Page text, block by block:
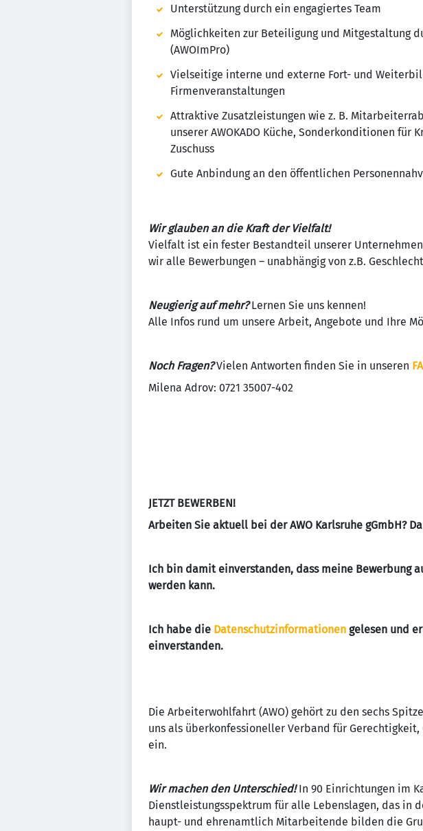
Unterstützung durch ein engagiertes Team
Möglichkeiten zur Beteiligung und Mitgestaltung
(AWOImPro)
Vielseitige interne und externe Fort- und
Firmenveranstaltungen
Attraktive Zusatzleistungen wie z. B.
unserer AWOKADO Küche, Sonderkonditionen für
Zuschuss
Gute Anbindung an den öffentlichen
Wir glauben an die Kraft der Vielfalt!
Vielfalt ist ein fester Bestandteil unserer
wir alle Bewerbungen – unabhängig von z.B.
Neugierig auf mehr?Lernen Sie uns kennen!
Alle Infos rund um unsere Arbeit, Angebote und Ihre
Noch Fragen?Vielen Antworten finden Sie in unseren
Milena Adrov: 0721 35007-402
JETZT BEWERBEN!
Arbeiten Sie aktuell bei der AWO Karlsruhe gGmbH?
Ich bin damit einverstanden, dass meine Bewerbung
werden kann.
Ich habe die Datenschutzinformationen gelesen und
einverstanden.
Die Arbeiterwohlfahrt (AWO) gehört zu den sechs
uns als überkonfessioneller Verband für
ein.
Wir machen den Unterschied!In 90 Einrichtungen im
Dienstleistungsspektrum für alle Lebenslagen, das in
haupt- und ehrenamtlich Mitarbeitende bilden die